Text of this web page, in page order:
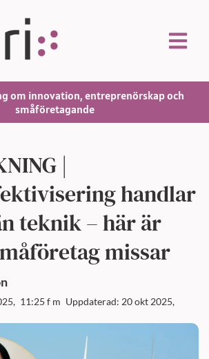
om innovation, entreprenörskap och
småföretagande
|
handlar
teknik – här är
missar
11:25 f m Uppdaterad: 20 okt 2025,